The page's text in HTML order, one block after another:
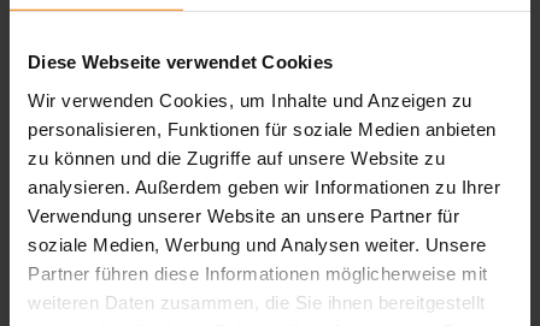
Diese Webseite verwendet Cookies
Wir verwenden Cookies, um Inhalte und Anzeigen zu
personalisieren, Funktionen für soziale Medien anbieten
zu können und die Zugriffe auf unsere Website zu
analysieren. Außerdem geben wir Informationen zu Ihrer
Verwendung unserer Website an unsere Partner für
soziale Medien, Werbung und Analysen weiter. Unsere
Partner führen diese Informationen möglicherweise mit
weiteren Daten zusammen, die Sie ihnen bereitgestellt
Bei einer energetischen Sanierung von Gebäuden und
denen derEnergieverbrauch gesenktwerden soll. Dazu zählen
zum Beispiel die Dämmung des Dachbodens, das Tauschen von
Fenstern und Türen oder dasAustauschen bzw. Ergänzen von
Sonnenschutz.
Sonnenschutz-Lösungen
leisten nicht nur ihren Beitrag zum
Klimaschutz, sondern führen auch zu spürbaren finanziellen
Erleichterungen. Zudem erhöhen sie die thermische Behaglichkeit
in den eigenen vier Wänden.